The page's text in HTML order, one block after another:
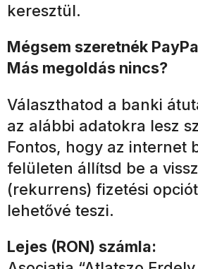
keresztül.
Mégsem szeretnék
Más megoldás nincs?
Választhatod a banki
az alábbi adatokra lesz
Fontos, hogy az internet
felületen állítsd be a
(rekurrens) fizetési
lehetővé teszi.
Lejes (RON) számla: